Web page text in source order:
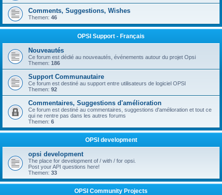
Comments, Suggestions, Wishes
Themen: 46
OPSI Support - Français
Nouveautés
Ce forum est dédié au nouveautés, événements autour du projet Opsi
Themen: 186
Support Communautaire
Ce forum est destiné au support entre utilisateurs de logiciel OPSI
Themen: 92
Commentaires, Suggestions d'amélioration
Ce forum est destiné au commentaires, suggestions d'amélioration et tout ce
qui ne rentre pas dans les autres forums
Themen: 6
OPSI development
opsi development
The place for development of / with / for opsi.
Post your API questions here!
Themen: 33
OPSI Community Projects